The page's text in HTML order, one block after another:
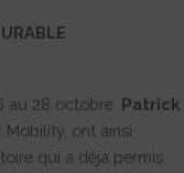
au 28 octobre, Patrick
Mobility, ont ainsi
qui a déjà permis